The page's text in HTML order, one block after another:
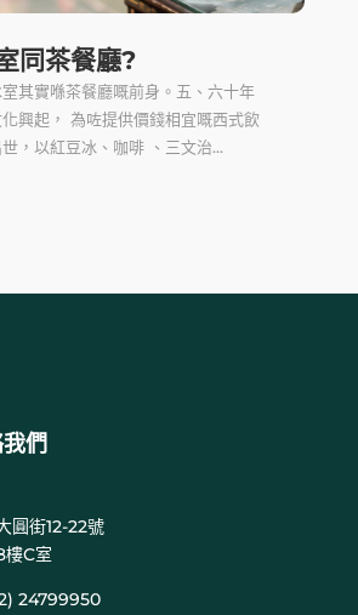
同茶餐廳?
其實喺茶餐廳嘅前身。五、六十年
興起， 為咗提供價錢相宜嘅西式飲
，以紅豆冰、咖啡 、三文治...
們
圓街12-22號
樓C室
24799950